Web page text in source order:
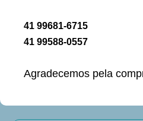
41 99681-6715
41 99588-0557
Agradecemos pela